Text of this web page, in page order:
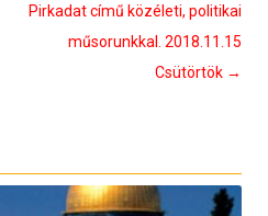
Pirkadat című közéleti, politikai
műsorunkkal. 2018.11.15
Csütörtök →